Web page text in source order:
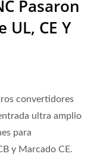
Pasaron
UL, CE Y
convertidores
ultra amplio
para
y Marcado CE.